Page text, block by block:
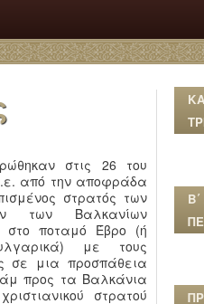
στις 26 του
από την αποφράδα
στρατός των
των Βαλκανίων
στο ποταμό Έβρο (ή
με τους
σε μια προσπάθεια
προς τα Βαλκάνια
στρατού